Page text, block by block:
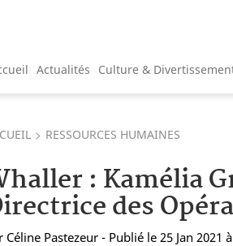
Actualités Culture &
RESSOURCES HUMAINES
: Kamélia
des
Céline Pastezeur - Publié le 25 Jan 2021